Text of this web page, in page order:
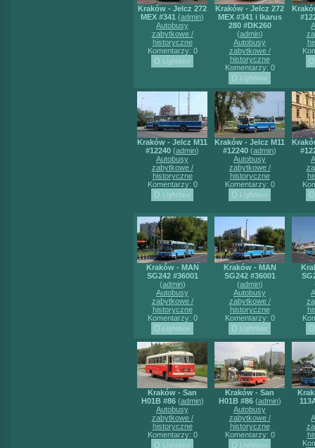
Kraków - Jelcz 272
MEX #341 (admin)
Autobusy
zabytkowe /
historyczne
Komentarzy: 0
Kraków - Jelcz 272
MEX #341 i Ikarus
280 #DK260
(admin)
Autobusy
zabytkowe /
historyczne
Komentarzy: 0
Kraków - Jelcz M11
#12240 (admin)
Autobusy
zabytkowe /
historyczne
Komentarzy: 0
Kraków - Jelcz M11
#12240 (admin)
Autobusy
zabytkowe /
historyczne
Komentarzy: 0
Kraków - MAN
SG242 #36001
(admin)
Autobusy
zabytkowe /
historyczne
Komentarzy: 0
Kraków - MAN
SG242 #36001
(admin)
Autobusy
zabytkowe /
historyczne
Komentarzy: 0
Kraków - San
H01B #86(admin)
Autobusy
zabytkowe /
historyczne
Komentarzy: 0
Kraków - San
H01B #86(admin)
Autobusy
zabytkowe /
historyczne
Komentarzy: 0